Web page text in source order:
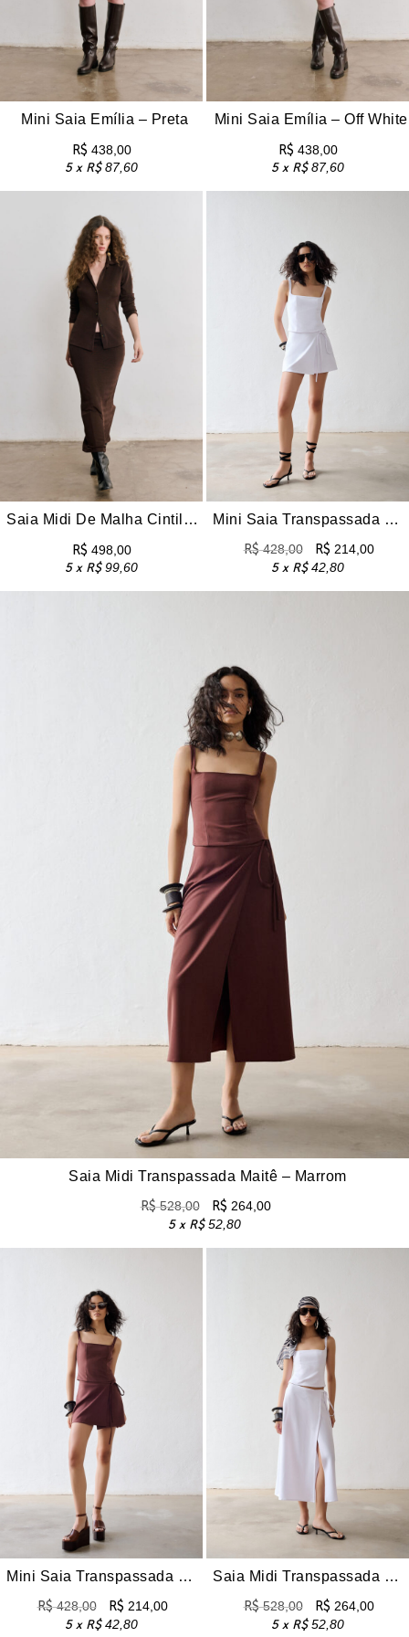
Mini Saia Emília – Preta
R$ 438,00
5 x R$87,60
Mini Saia Emília – Off White
R$ 438,00
5 x R$87,60
Saia Midi De Malha Cintilante Com Modelagem Reta Chiara – Marrom
R$ 498,00
5 x R$99,60
Mini Saia Transpassada Maitê – Branca
R$428,00 R$ 214,00
5 x R$42,80
Saia Midi Transpassada Maitê – Marrom
R$528,00 R$ 264,00
5 x R$52,80
Mini Saia Transpassada Maitê – Marrom
R$428,00 R$ 214,00
5 x R$42,80
Saia Midi Transpassada Maitê – Branca
R$528,00 R$ 264,00
5 x R$52,80
E BERMUDAS